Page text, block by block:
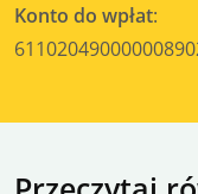
Konto do wpłat: